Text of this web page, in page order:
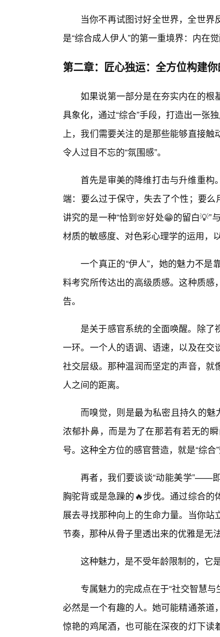
当你不再试图讨好全世界，全世
是“综合成人伊人”的第一重境界：内在
第二章：匠心独运：全方位构建
如果说第一部分是在夯实内在的根
具象化，通过“综合”手段，打造出一张
上，我们需要关注的是那些能够直接
令人过目不忘的“氛围感”。
首先是审美的降维打击与升维重
端：要么过于保守，失去了个性；要
讲究的是一种“恰到🌸好处😁的留白💡”
材质的敏感度、对色彩心理学的运用，
一个真正的“伊人”，她的魅力不
料考究所传达出的高级质感。这种质
告。
是关于感官系统的全面唤醒。除
一环。一个人的语调、语速，以及在
社交层级。那种温润而坚定的声音，
人之间的距离。
而嗅觉，则是最为私密且持久的魅
浓郁扑鼻，而是为了在那若有若无的
号。这种全方位的感官营造，就是“综合
再者，我们要谈谈“动能美学”——
胸驼背或是急躁的🔥步伐。通过综合
展去寻找那种向上的生命力量。当你
节奏，那种从骨子里透出来的优雅是无
这种魅力，是不受年龄限制的，它
专属魅力的完成点在于“社交智慧
必然是一个有趣的人。她可能精通茶
惊艳的鸡尾酒，也可能在深夜的灯下